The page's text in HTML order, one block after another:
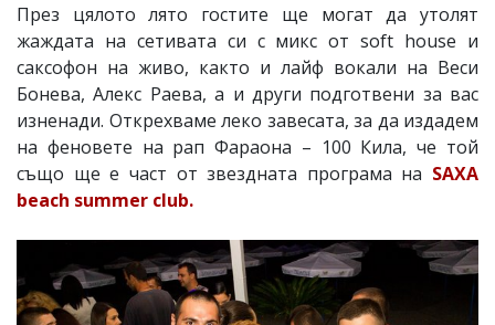
През цялото лято гостите ще могат да утолят
жаждата на сетивата си с микс от soft house и
саксофон на живо, както и лайф вокали на Веси
Бонева, Алекс Раева, а и други подготвени за вас
изненади. Открехваме леко завесата, за да издадем
на феновете на рап Фараона – 100 Кила, че той
също ще е част от звездната програма на SAXA
beach summer club.